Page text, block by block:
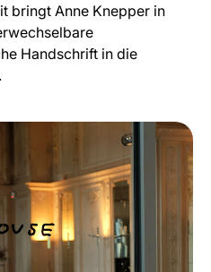
bringt Anne Knepper in
Handschrift in die